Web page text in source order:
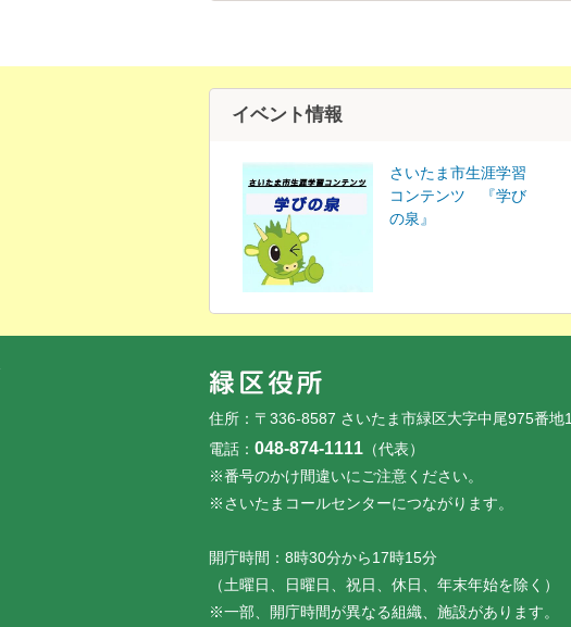
イベント情報
さいたま市生涯学習
コンテンツ 『学び
の泉』
住所：〒336-8587 さいたま市緑区大字中尾975番地1
電話： 048-874-1111 （代表）
※番号のかけ間違いにご注意ください。
※さいたまコールセンターにつながります。
開庁時間：8時30分から17時15分
（土曜日、日曜日、祝日、休日、年末年始を除く）
※一部、開庁時間が異なる組織、施設があります。